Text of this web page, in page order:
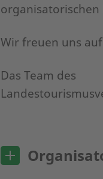
organisatorischen
Wir freuen uns
Das Team des